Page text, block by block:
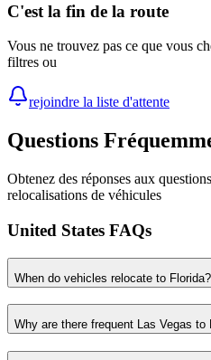
C'est la fin de la route
Vous ne trouvez pas ce que vous
filtres ou
rejoindre la liste d'attente
Questions
Obtenez des réponses aux
relocalisations de véhicules
United States FAQs
When do vehicles relocate to Florida?
Why are there frequent Las Vegas